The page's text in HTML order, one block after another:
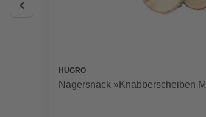
HUGRO
Nagersnack »Knabberscheiben